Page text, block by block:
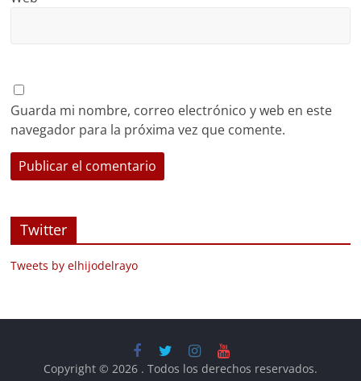
Guarda mi nombre, correo electrónico y web en este
navegador para la próxima vez que comente.
Twitter
Tweets by elhijodelrayo
Copyright © 2026 . Todos los derechos reservados.